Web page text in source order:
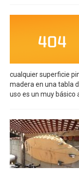
cualquier superficie
madera en una tabla
uso es un muy básico